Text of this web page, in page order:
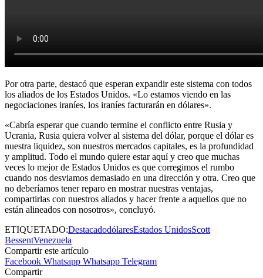
Por otra parte, destacó que esperan expandir este sistema con todos
los aliados de los Estados Unidos. «Lo estamos viendo en las
negociaciones iraníes, los iraníes facturarán en dólares».
«Cabría esperar que cuando termine el conflicto entre Rusia y
Ucrania, Rusia quiera volver al sistema del dólar, porque el dólar es
nuestra liquidez, son nuestros mercados capitales, es la profundidad
y amplitud. Todo el mundo quiere estar aquí y creo que muchas
veces lo mejor de Estados Unidos es que corregimos el rumbo
cuando nos desviamos demasiado en una dirección y otra. Creo que
no deberíamos tener reparo en mostrar nuestras ventajas,
compartirlas con nuestros aliados y hacer frente a aquellos que no
están alineados con nosotros», concluyó.
ETIQUETADO:DestacadodólaresEstados UnidosScott
BessentVenezuela
Compartir este artículo
Facebook Whatsapp Whatsapp Telegram
Compartir